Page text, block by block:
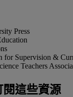
Press
for Supervision &
Teachers
閱這些資源